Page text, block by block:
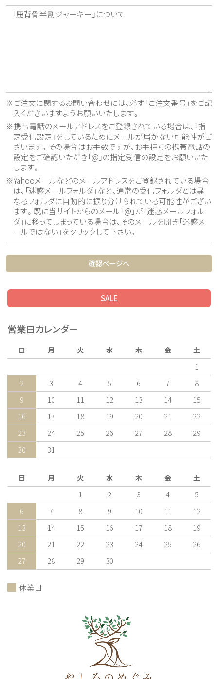
※ご注文に関するお問い合わせには、必ず「ご注文番号」をご記
入くださいますようお願いいたします。
※携帯電話のメールアドレスをご登録されている場合は、「指
定受信設定」をしているためにメールが届かない可能性がご
ざいます。その場合はお手数ですが、お手持ちの携帯電話の
設定をご確認いただき「@」の指定受信の設定をお願いいた
します。
※Yahooメールなどのメールアドレスをご登録されている場合
は、「迷惑メールフォルダ」など、通常の受信フォルダとは異
なるフォルダに自動的に振り分けられている可能性がござい
ます。既に当サイトからのメール「@」が「迷惑メールフォル
ダ」に移ってしまっている場合は、そのメールを開き「迷惑メ
ールではない」をクリックして下さい。
確認ページへ
SALE
営業日カレンダー
日 月 火 水 木 金
土
1
2
3 4 5 6 7
8
9
10 11 12 13 14
15
16
17 18 19 20 21
22
23
24 25 26 27 28
29
30
31
日 月 火 水 木 金
土
1
2 3 4
5
6
7 8 9 10 11
12
13
14 15 16 17 18
19
20
21 22 23 24 25
26
27
28 29 30
休業日